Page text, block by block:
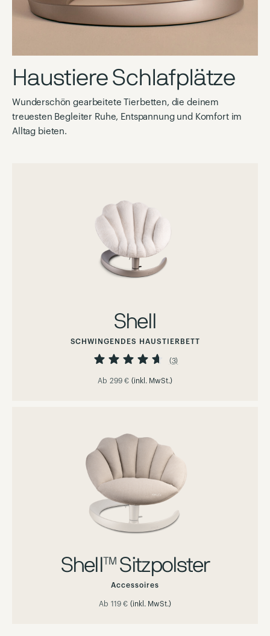
Haustiere Schlafplätze
Wunderschön gearbeitete Tierbetten, die deinem
treuesten Begleiter Ruhe, Entspannung und Komfort im
Alltag bieten.
Shell
SCHWINGENDES HAUSTIERBETT
Bewertung:
(3)
Ab 299 € (inkl. MwSt.)
Shell™ Sitzpolster
Accessoires
Ab 119 € (inkl. MwSt.)